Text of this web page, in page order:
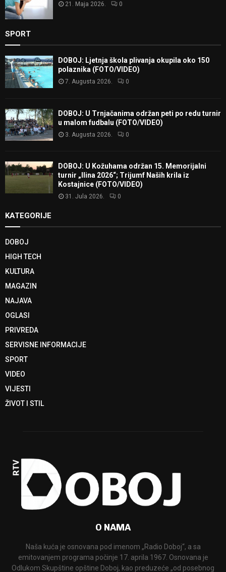
21. Maja 2026. 0
SPORT
DOBOJ: Ljetnja škola plivanja okupila oko 150
polaznika (FOTO/VIDEO)
7. Augusta 2026. 0
DOBOJ: U Trnjačanima održan peti po redu turnir
u malom fudbalu (FOTO/VIDEO)
3. Augusta 2026. 0
DOBOJ: U Kožuhama održan 15. Memorijalni
turnir „Ilina 2026“; Trijumf Naših krila iz
Kostajnice (FOTO/VIDEO)
31. Jula 2026. 0
KATEGORIJE
DOBOJ
HIGH TECH
KULTURA
MAGAZIN
NAJAVA
OGLASI
PRIVREDA
SERVISNE INFORMACIJE
SPORT
VIDEO
VIJESTI
ŽIVOT I STIL
O NAMA
Naša kuća je osnovana pod imenom „Radio Doboj“, a sa
emitovanjem programa počinje 17. aprila 1967. Osnovana je
Odlukom Skupštine opštine Doboj, kao preduzeće „od posebnog